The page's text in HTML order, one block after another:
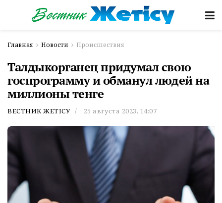
Главная Новости Происшествия
Талдыкорганец придумал свою
госпрограмму и обманул людей на
миллионы тенге
ВЕСТНИК ЖЕТІСУ 25 августа 2023, 14:07